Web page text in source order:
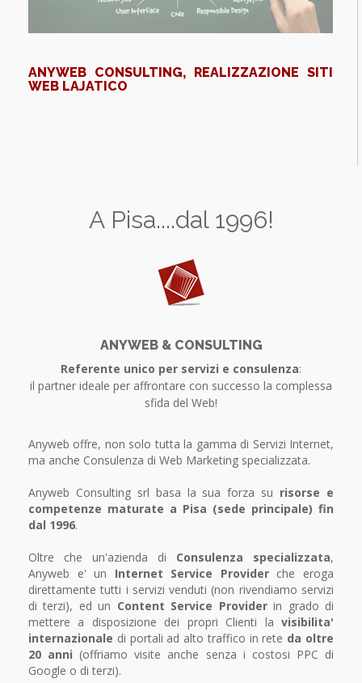
ANYWEB CONSULTING, REALIZZAZIONE SITI
WEB LAJATICO
A Pisa....dal 1996!
ANYWEB & CONSULTING
Referente unico per servizi e consulenza:
il partner ideale per affrontare con successo la complessa
sfida del Web!
Anyweb offre, non solo tutta la gamma di Servizi Internet,
ma anche Consulenza di Web Marketing specializzata.
Anyweb Consulting srl basa la sua forza su risorse e
competenze maturate a Pisa (sede principale) fin
dal 1996.
Oltre che un'azienda di Consulenza specializzata,
Anyweb e' un Internet Service Providerche eroga
direttamente tutti i servizi venduti (non rivendiamo servizi
di terzi), ed un Content Service Providerin grado di
mettere a disposizione dei propri Clienti la visibilita'
internazionale di portali ad alto traffico in rete da oltre
20 anni (offriamo visite anche senza i costosi PPC di
Google o di terzi).